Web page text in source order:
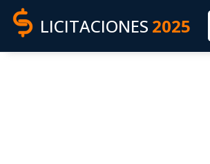
LICITACIONES 2025